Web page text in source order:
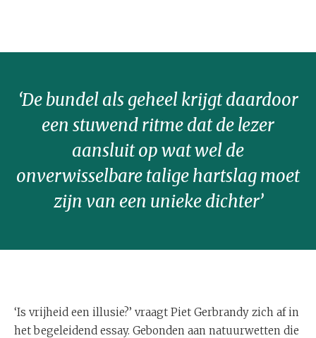
‘De bundel als geheel krijgt daardoor
een stuwend ritme dat de lezer
aansluit op wat wel de
onverwisselbare talige hartslag moet
zijn van een unieke dichter’
‘Is vrijheid een illusie?’ vraagt Piet Gerbrandy zich af in
het begeleidend essay. Gebonden aan natuurwetten die